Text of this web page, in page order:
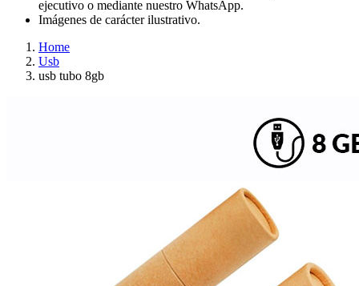
ejecutivo o mediante nuestro WhatsApp.
Imágenes de carácter ilustrativo.
Home
Usb
usb tubo 8gb